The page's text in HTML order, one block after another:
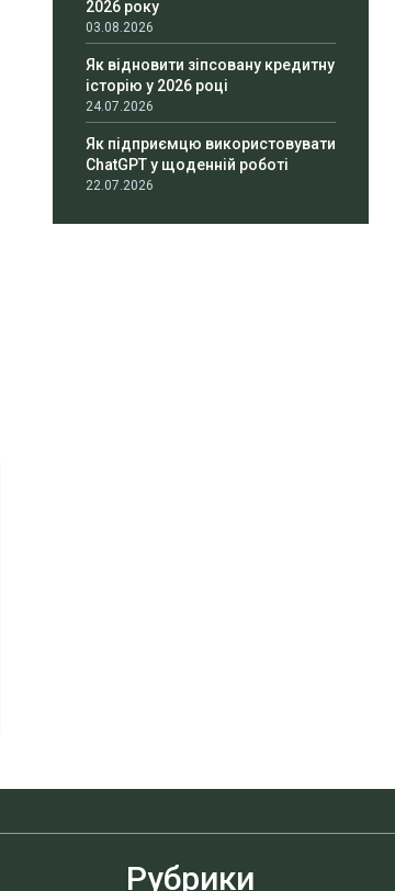
2026 року
03.08.2026
Як відновити зіпсовану кредитну
історію у 2026 році
24.07.2026
Як підприємцю використовувати
ChatGPT у щоденній роботі
22.07.2026
Рубрики